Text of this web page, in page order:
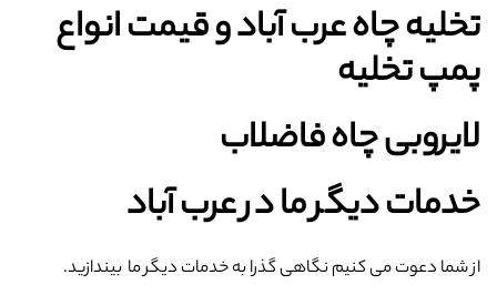
تخلیه چاه عرب‌ آباد و قیمت انواع
پمپ تخلیه
لایروبی چاه فاضلاب
خدمات دیگر ما در عرب‌ آباد
از شما دعوت می کنیم نگاهی گذرا به خدمات دیگر ما بیندازید.